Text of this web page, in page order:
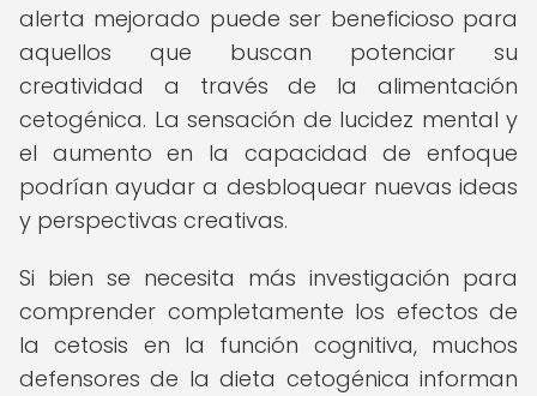
alerta mejorado puede ser beneficioso para
aquellos que buscan potenciar su
creatividad a través de la alimentación
cetogénica. La sensación de lucidez mental y
el aumento en la capacidad de enfoque
podrían ayudar a desbloquear nuevas ideas
y perspectivas creativas.
Si bien se necesita más investigación para
comprender completamente los efectos de
la cetosis en la función cognitiva, muchos
defensores de la dieta cetogénica informan